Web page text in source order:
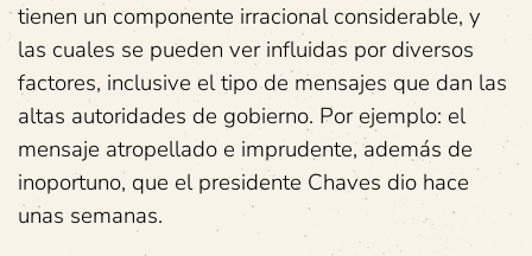
tienen un componente irracional considerable, y
las cuales se pueden ver influidas por diversos
factores, inclusive el tipo de mensajes que dan las
altas autoridades de gobierno. Por ejemplo: el
mensaje atropellado e imprudente, además de
inoportuno, que el presidente Chaves dio hace
unas semanas.